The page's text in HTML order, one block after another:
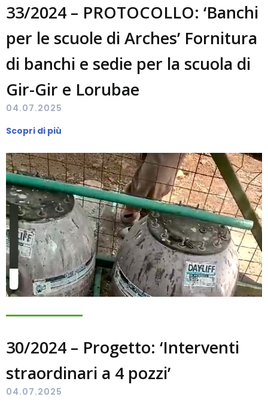
33/2024 – PROTOCOLLO: ‘Banchi
per le scuole di Arches’ Fornitura
di banchi e sedie per la scuola di
Gir-Gir e Lorubae
04.07.2025
Scopri di più
30/2024 – Progetto: ‘Interventi
straordinari a 4 pozzi’
04.07.2025